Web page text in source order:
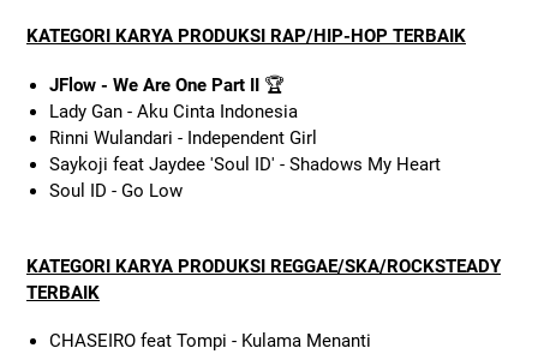
KATEGORI KARYA PRODUKSI RAP/HIP-HOP TERBAIK
JFlow - We Are One Part II🏆
Lady Gan - Aku Cinta Indonesia
Rinni Wulandari - Independent Girl
Saykoji feat Jaydee 'Soul ID' - Shadows My Heart
Soul ID - Go Low
KATEGORI KARYA PRODUKSI REGGAE/SKA/ROCKSTEADY
TERBAIK
CHASEIRO feat Tompi - Kulama Menanti